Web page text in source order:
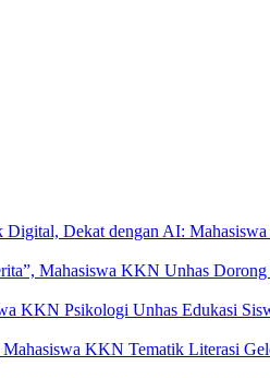
Digital, Dekat dengan AI:
Mahasiswa KKN Unhas
KKN Psikologi Unhas Edukasi
Mahasiswa KKN Tematik Literasi